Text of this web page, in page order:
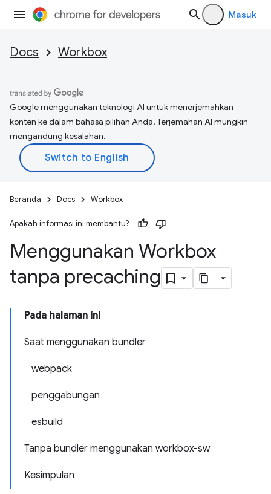
Masuk
Docs Workbox
Google menggunakan teknologi AI untuk menerjemahkan
konten ke dalam bahasa pilihan Anda. Terjemahan AI mungkin
mengandung kesalahan.
Beranda Docs Workbox
Apakah informasi ini membantu?
Menggunakan Workbox
tanpa precaching
Pada halaman ini
Saat menggunakan bundler
webpack
penggabungan
esbuild
Tanpa bundler menggunakan workbox-sw
Kesimpulan